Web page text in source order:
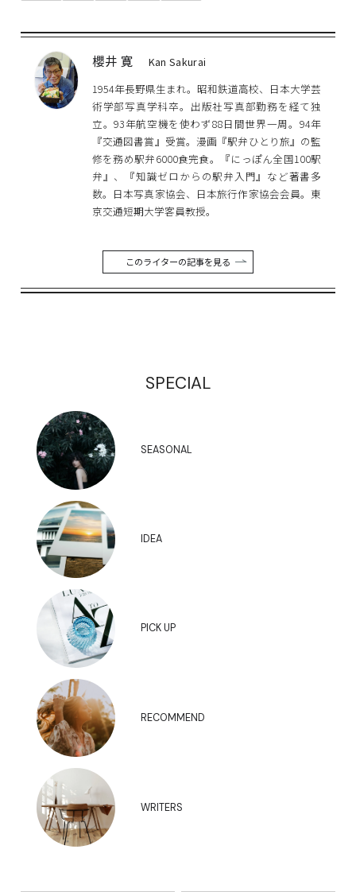
櫻井 寛
Kan Sakurai
1954年長野県生まれ。昭和鉄道高校、日本大学芸
術学部写真学科卒。出版社写真部勤務を経て独
立。93年航空機を使わず88日間世界一周。94年
『交通図書賞』受賞。漫画『駅弁ひとり旅』の監
修を務め駅弁6000食完食。『にっぽん全国100駅
弁』、『知識ゼロからの駅弁入門』など著書多
数。日本写真家協会、日本旅行作家協会会員。東
京交通短期大学客員教授。
このライターの記事を見る
SPECIAL
SEASONAL
IDEA
PICK UP
RECOMMEND
WRITERS